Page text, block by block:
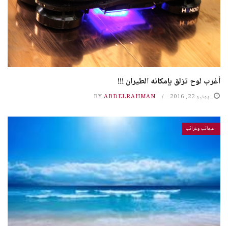
أغرب لوح تزلق بإمكانه الطيران !!!
يونيو 22, 2016 BY ABDELRAHMAN
عجائب وغرائب